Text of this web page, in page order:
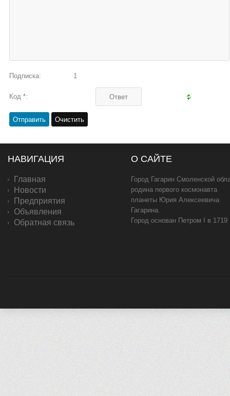
Подписка: 1
Код *:
НАВИГАЦИЯ
Главная
Новости
Предприятия
Объявления
Обратная связь
О САЙТЕ
Город Гагарин Смоленской
родина первого космонавта
планеты Юрия Алексеевича
Гагарина.
Город основан Петром I в 1719